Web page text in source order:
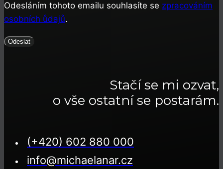
Odesláním tohoto emailu souhlasíte se zpracováním
osobních ůdajů.
Odeslat
Stačí se mi ozvat,
o vše ostatní se postarám.
(+420) 602 880 000
info@michaelanar.cz